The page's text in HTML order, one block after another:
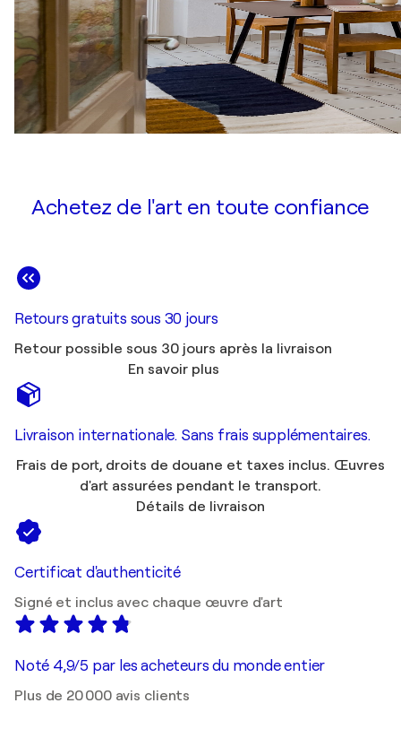
Achetez de l'art en toute confiance
Retours gratuits sous 30 jours
Retour possible sous 30 jours après la livraison
En savoir plus
Livraison internationale. Sans frais supplémentaires.
Frais de port, droits de douane et taxes inclus. Œuvres
d'art assurées pendant le transport.
Détails de livraison
Certificat d'authenticité
Signé et inclus avec chaque œuvre d'art
Noté 4,9/5 par les acheteurs du monde entier
Plus de 20 000 avis clients